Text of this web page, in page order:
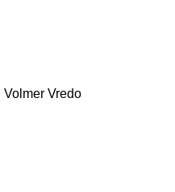
Volmer Vredo